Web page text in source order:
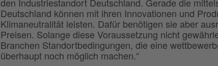
Deutschland können mit ihren Innovationen und
Klimaneutralität leisten. Dafür benötigen sie aber
Preisen. Solange diese Voraussetzung nicht
Branchen Standortbedingungen, die eine
überhaupt noch möglich machen.“